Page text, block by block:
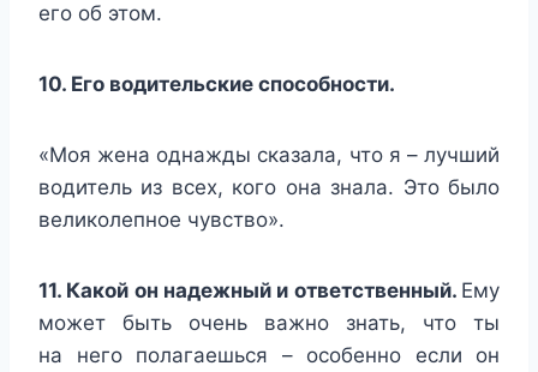
его об этом.
10. Его водительские способности.
«Моя жена однажды сказала, что я – лучший
водитель из всех, кого она знала. Это было
великолепное чувство».
11. Какой он надежный и ответственный. Ему
может быть очень важно знать, что ты
на него полагаешься – особенно если он